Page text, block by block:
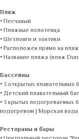
Пляж
• Песчаный
• Пляжные полотенца
• Шезлонги и зонтики
• Расположен прямо на
• Название пляжа (пляж
Бассейны
• 3 открытых
• Детский плавательный
• 3 крытых подогреваемых
подогревом | Морская вода
Рестораны и бары